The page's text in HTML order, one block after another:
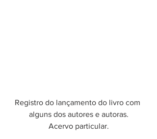
Registro do lançamento do livro com
alguns dos autores e autoras.
Acervo particular.